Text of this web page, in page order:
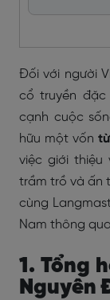
Đối với người
cổ truyền
cạnh cuộc
hữu một vốn
việc giới thiệu
trầm trồ và ấn
cùng
Nam thông
1. Tổng
Nguyên